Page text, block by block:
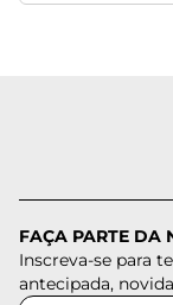
FAÇA PARTE DA
Inscreva-se para
antecipada,